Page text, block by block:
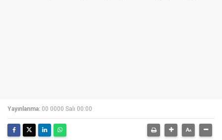
Yayınlanma: 00 0000 Salı 00:00